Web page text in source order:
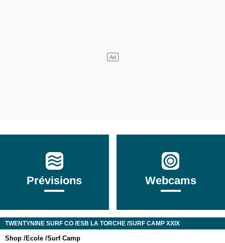
Prévisions Webcams
TWENTYNINE SURF CO /ESB LA TORCHE /SURF CAMP XXIX
Shop /Ecole /Surf Camp